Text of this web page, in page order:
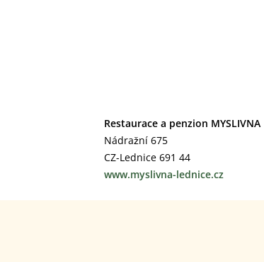
Restaurace a penzion MYSLIVNA
Nádražní 675
CZ-Lednice 691 44
www.myslivna-lednice.cz